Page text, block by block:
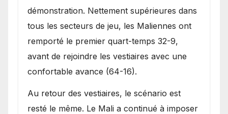
démonstration. Nettement supérieures dans
tous les secteurs de jeu, les Maliennes ont
remporté le premier quart-temps 32-9,
avant de rejoindre les vestiaires avec une
confortable avance (64-16).
Au retour des vestiaires, le scénario est
resté le même. Le Mali a continué à imposer